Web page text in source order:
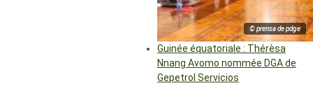
© prensa de pdge
Guinée équatoriale : Thérèsa
Nnang Avomo nommée DGA de
Gepetrol Servicios